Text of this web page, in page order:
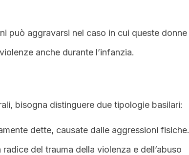
può aggravarsi nel caso in cui queste donne
anche durante l’infanzia.
bisogna distinguere due tipologie basilari:
dette, causate dalle aggressioni fisiche.
del trauma della violenza e dell’abuso